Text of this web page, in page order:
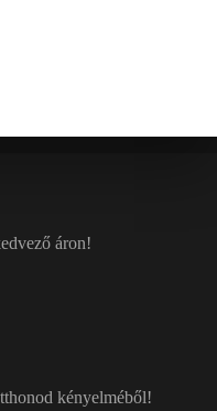
áron!
kényelméből!